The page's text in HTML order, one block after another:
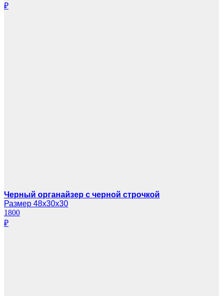
₽
Черный органайзер с черной строчкой
Размер 48х30х30
1800
₽